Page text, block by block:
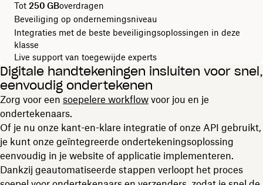
Tot 250 GBoverdragen
Beveiliging op ondernemingsniveau
Integraties met de beste beveiligingsoplossingen in deze
klasse
Live support van toegewijde experts
Digitale handtekeningen insluiten voor snel,
eenvoudig ondertekenen
Zorg voor een soepelere workflow voor jou en je
ondertekenaars.
Of je nu onze kant-en-klare integratie of onze API gebruikt,
je kunt onze geïntegreerde ondertekeningsoplossing
eenvoudig in je website of applicatie implementeren.
Dankzij geautomatiseerde stappen verloopt het proces